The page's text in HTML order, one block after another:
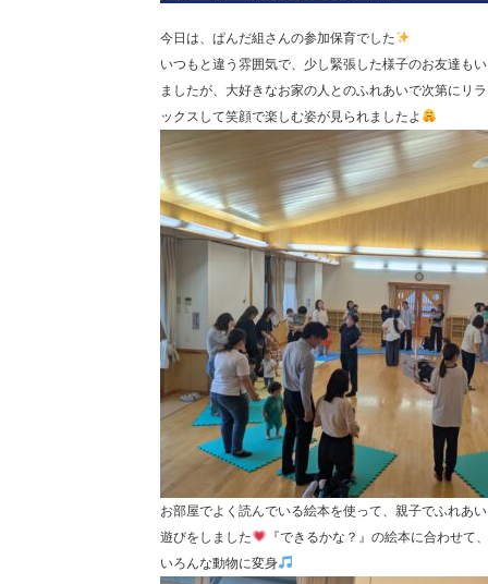
今日は、ぱんだ組さんの参加保育でした
いつもと違う雰囲気で、少し緊張した様子のお友達もい
ましたが、大好きなお家の人とのふれあいで次第にリラ
ックスして笑顔で楽しむ姿が見られましたよ
お部屋でよく読んでいる絵本を使って、親子でふれあい
遊びをしました
『できるかな？』の絵本に合わせて、
いろんな動物に変身